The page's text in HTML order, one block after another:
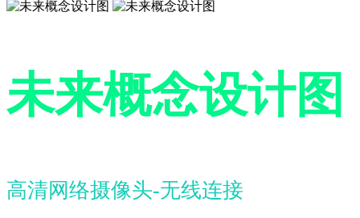
未来概念设计图
高清网络摄像头-无线连接